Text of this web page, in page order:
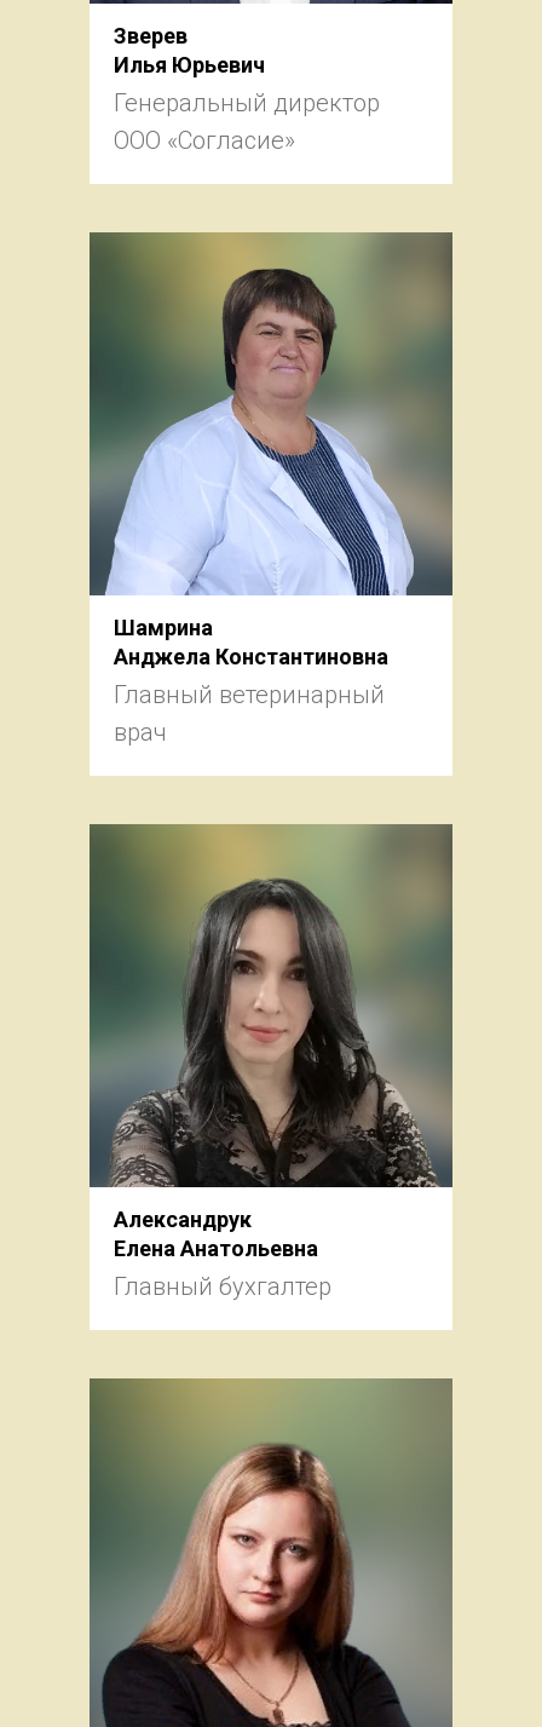
Зверев
Илья Юрьевич
Генеральный директор
ООО «Согласие»
Шамрина
Анджела Константиновна
Главный ветеринарный
врач
Александрук
Елена Анатольевна
Главный бухгалтер